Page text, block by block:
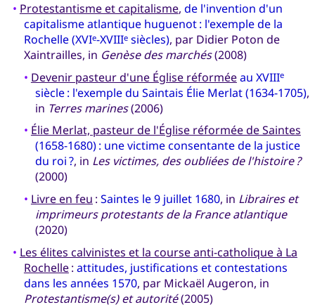
• Protestantisme et capitalisme, de l'invention d'un
capitalisme atlantique huguenot : l'exemple de la
Rochelle (XVIe-XVIIIesiècles), par Didier Poton de
Xaintrailles, in Genèse des marchés(2008)
• Devenir pasteur d'une Église réforméeau XVIIIe
siècle : l'exemple du Saintais Élie Merlat (1634-1705),
in Terres marines(2006)
• Élie Merlat, pasteur de l'Église réformée de Saintes
(1658-1680) : une victime consentante de la justice
du roi ?, in Les victimes, des oubliées de l'histoire ?
(2000)
• Livre en feu : Saintes le 9 juillet 1680, in Libraires et
imprimeurs protestants de la France atlantique
(2020)
• Les élites calvinistes et la course anti-catholique à La
Rochelle: attitudes, justifications et contestations
dans les années 1570, par Mickaël Augeron, in
Protestantisme(s) et autorité(2005)